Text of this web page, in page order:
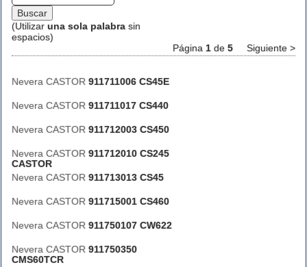
(Utilizar una sola palabra sin
espacios)
Página 1 de 5 Siguiente >
Nevera CASTOR 911711006 CS45E
Nevera CASTOR 911711017 CS440
Nevera CASTOR 911712003 CS450
Nevera CASTOR 911712010 CS245
CASTOR
Nevera CASTOR 911713013 CS45
Nevera CASTOR 911715001 CS460
Nevera CASTOR 911750107 CW622
Nevera CASTOR 911750350
CMS60TCR